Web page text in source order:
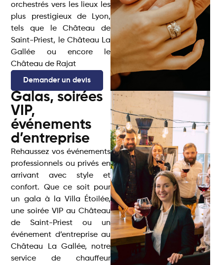
orchestrés vers les lieux les
plus prestigieux de Lyon,
tels que le Château de
Saint-Priest, le Château La
Gallée ou encore le
Château de Rajat
Demander un devis
Galas, soirées
VIP,
événements
d’entreprise
Rehaussez vos événements
professionnels ou privés en
arrivant avec style et
confort. Que ce soit pour
un gala à la Villa Étoilée,
une soirée VIP au Château
de Saint-Priest ou un
événement d’entreprise au
Château La Gallée, notre
service de chauffeur